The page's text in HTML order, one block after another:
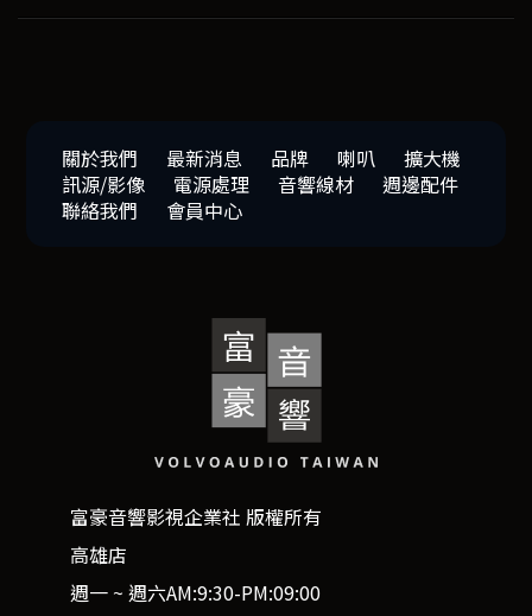
關於我們 最新消息 品牌 喇叭
擴大機
訊源/影像
電源處理 音響線材
週邊配件
聯絡我們
會員中心
富豪音響影視企業社 版權所有
高雄店
週一 ~ 週六AM:9:30-PM:09:00